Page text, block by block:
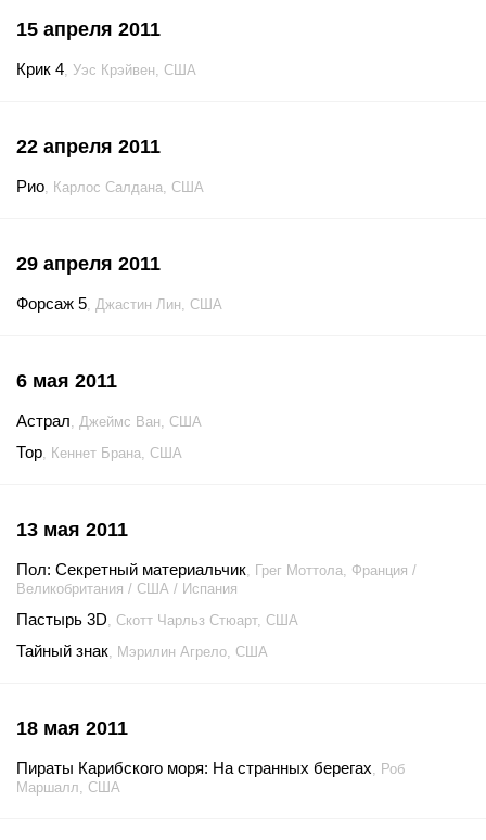
15 апреля 2011
Крик 4, Уэс Крэйвен, США
22 апреля 2011
Рио, Карлос Салдана, США
29 апреля 2011
Форсаж 5, Джастин Лин, США
6 мая 2011
Астрал, Джеймс Ван, США
Тор, Кеннет Брана, США
13 мая 2011
Пол: Секретный материальчик, Грег Моттола, Франция /
Великобритания / США / Испания
Пастырь 3D, Скотт Чарльз Стюарт, США
Тайный знак, Мэрилин Агрело, США
18 мая 2011
Пираты Карибского моря: На странных берегах, Роб
Маршалл, США